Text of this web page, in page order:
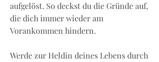
aufgelöst. So deckst du die Gründe auf,
die dich immer wieder am
Vorankommen hindern.
Werde zur Heldin deines Lebens durch